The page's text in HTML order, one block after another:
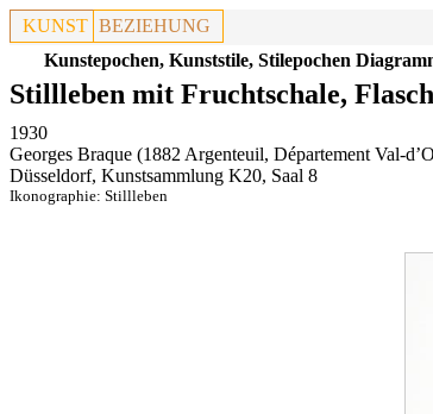
KUNST BEZIEHUNG
Kunstepochen, Kunststile, Stilepochen
Stillleben mit Fruchtschale,
1930
Georges Braque (1882 Argenteuil, Département Val-
Düsseldorf, Kunstsammlung K20, Saal 8
Ikonographie: Stillleben